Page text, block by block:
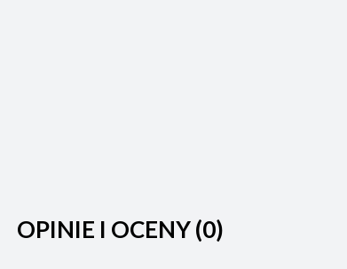
OPINIE I OCENY (0)